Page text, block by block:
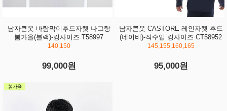
남자큰옷 바람막이후드자켓 나그랑
봄가을(블랙)-킹사이즈 T58997
140,150
99,000원
남자큰옷 CASTORE 레인자켓 후드
(네이비)-직수입 킹사이즈 CT58952
145,155,160,165
95,000원